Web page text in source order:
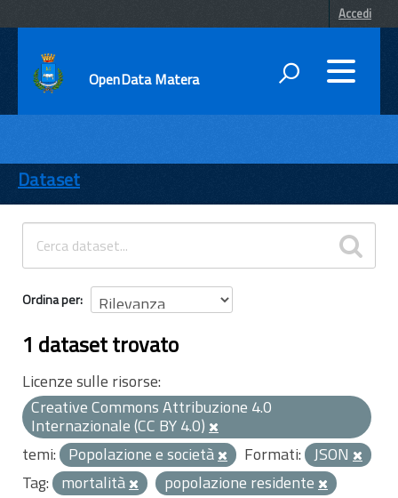
Accedi
OpenData Matera
ENTI
TEMI
INFORMAZIONI
Dataset
Ordina per
1 dataset trovato
Licenze sulle risorse:
Creative Commons Attribuzione 4.0
Internazionale (CC BY 4.0)
temi: Popolazione e società Formati: JSON
Tag: mortalità
popolazione residente